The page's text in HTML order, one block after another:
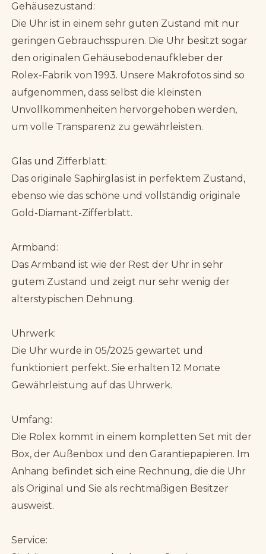
Gehäusezustand:
Die Uhr ist in einem sehr guten Zustand mit nur
geringen Gebrauchsspuren. Die Uhr besitzt sogar
den originalen Gehäusebodenaufkleber der
Rolex-Fabrik von 1993. Unsere Makrofotos sind so
aufgenommen, dass selbst die kleinsten
Unvollkommenheiten hervorgehoben werden,
um volle Transparenz zu gewährleisten.
Glas und Zifferblatt:
Das originale Saphirglas ist in perfektem Zustand,
ebenso wie das schöne und vollständig originale
Gold-Diamant-Zifferblatt.
Armband:
Das Armband ist wie der Rest der Uhr in sehr
gutem Zustand und zeigt nur sehr wenig der
alterstypischen Dehnung.
Uhrwerk:
Die Uhr wurde in 05/2025 gewartet und
funktioniert perfekt. Sie erhalten 12 Monate
Gewährleistung auf das Uhrwerk.
Umfang:
Die Rolex kommt in einem kompletten Set mit der
Box, der Außenbox und den Garantiepapieren. Im
Anhang befindet sich eine Rechnung, die die Uhr
als Original und Sie als rechtmäßigen Besitzer
ausweist.
Service: